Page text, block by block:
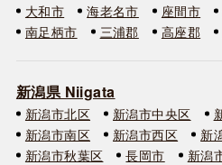
大和市
海老名市 座間市
南足柄市
三浦郡 高座郡
新潟県 Niigata
新潟市北区 新潟市中央区
新潟市南区
新潟市西区
新
新潟市秋葉区
長岡市 新潟